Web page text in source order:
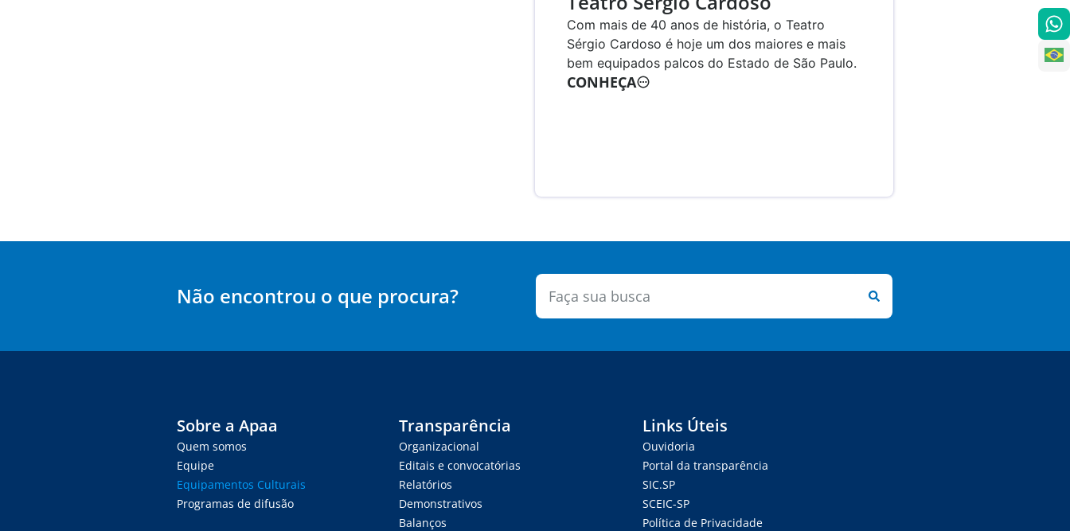
Com mais de 40 anos de história, o Teatro
Sérgio Cardoso é hoje um dos maiores e mais
bem equipados palcos do Estado de São Paulo.
CONHEÇA
Não encontrou o que procura?
Sobre a Apaa
Quem somos
Equipe
Equipamentos Culturais
Programas de difusão
Transparência
Organizacional
Editais e convocatórias
Relatórios
Demonstrativos
Balanços
Links Úteis
Ouvidoria
Portal da transparência
SIC.SP
SCEIC-SP
Política de Privacidade